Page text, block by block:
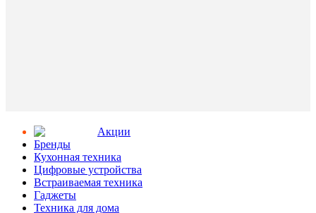
Aкции
Бренды
Кухонная техника
Цифровые устройства
Встраиваемая техника
Гаджеты
Техника для дома